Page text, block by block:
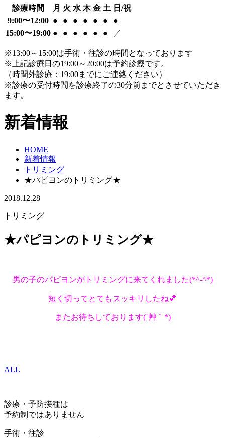
診療時間 月 火 水 木 金 土 日/祝
9:00〜12:00 ● ● ● ● ● ●
●
15:00〜19:00 ● ● ● ● ● ● ／
※13:00～15:00は手術・往診の時間となっております
※上記診療日の19:00～20:00は予約診療です。
（時間外診療：19:00までにご連絡ください）
※診療の受付時間を診療終了の30分前までとさせていただき
ます。
新着情報
HOME
新着情報
トリミング
★パピヨンのトリミング★
2018.12.28
トリミング
★パピヨンのトリミング★
男の子のパピヨンがトリミングに来てくれました(*^-^*)
短く切ってとてもスッキリしたね💕
またお待ちしております(´艸｀*)
ALL
診療・予防接種は
予約制ではありません
手術・往診